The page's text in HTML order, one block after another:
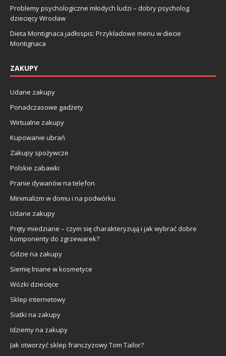
Problemy psychologiczne młodych ludzi – dobry psycholog
dziecięcy Wrocław
Dieta Montignaca jadłospis: Przykładowe menu w diecie
Montignaca
ZAKUPY
Udane zakupy
Ponadczasowe gadżety
Wirtualne zakupy
Kupowanie ubrań
Zakupy spożywcze
Polskie zabawki
Pranie dywanów na telefon
Minimalizm w domu i na podwórku
Udane zakupy
Pręty miedziane – czym się charakteryzują i jak wybrać dobre
komponenty do zgrzewarek?
Gdzie na zakupy
Siemię lniane w kosmetyce
Wózki dziecięce
Sklep internetowy
Siatki na zakupy
Idziemy na zakupy
Jak otworzyć sklep franczyzowy Tom Tailor?